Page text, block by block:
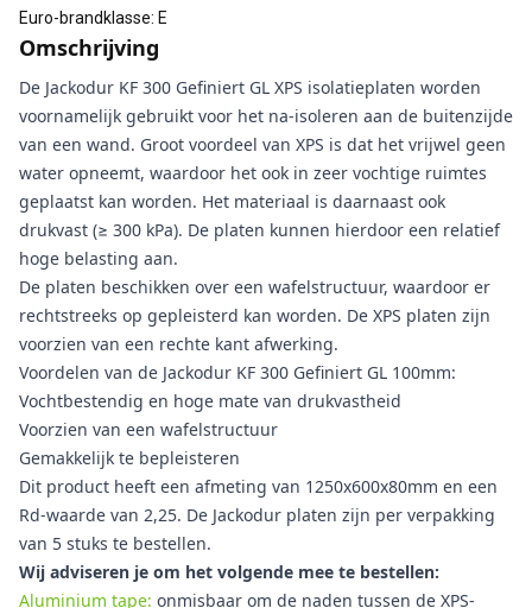
Euro-brandklasse: E
Omschrijving
De Jackodur KF 300 Gefiniert GL XPS isolatieplaten worden
voornamelijk gebruikt voor het na-isoleren aan de buitenzijde
van een wand. Groot voordeel van XPS is dat het vrijwel geen
water opneemt, waardoor het ook in zeer vochtige ruimtes
geplaatst kan worden. Het materiaal is daarnaast ook
drukvast (≥ 300 kPa). De platen kunnen hierdoor een relatief
hoge belasting aan.
De platen beschikken over een wafelstructuur, waardoor er
rechtstreeks op gepleisterd kan worden. De XPS platen zijn
voorzien van een rechte kant afwerking.
Voordelen van de Jackodur KF 300 Gefiniert GL 100mm:
Vochtbestendig en hoge mate van drukvastheid
Voorzien van een wafelstructuur
Gemakkelijk te bepleisteren
Dit product heeft een afmeting van 1250x600x80mm en een
Rd-waarde van 2,25. De Jackodur platen zijn per verpakking
van 5 stuks te bestellen.
Wij adviseren je om het volgende mee te bestellen:
Aluminium tape: onmisbaar om de naden tussen de XPS-